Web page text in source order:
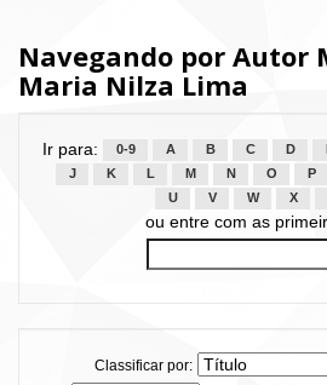
Navegando por Autor
Maria Nilza Lima
Ir para: 0-9 A B C D
J
K L M N O P
U
V W X
ou entre com as
Classificar por: